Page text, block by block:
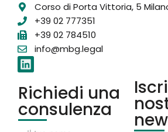
Corso di Porta Vittoria, 5
+39 02 777351
+39 02 784510
info@mbg.legal
Richiedi una
consulenza